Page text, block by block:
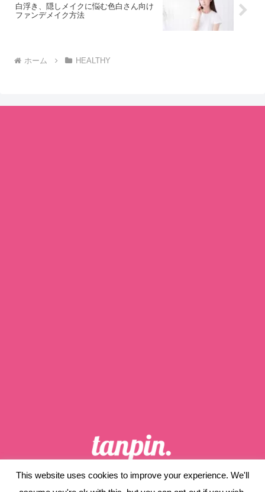
白浮き、隠しメイクに悩む色白さん向け
ファンデメイク方法
ホーム HEALTHY
ホーム
当サイトについて
This website uses cookies to improve your experience. We'll